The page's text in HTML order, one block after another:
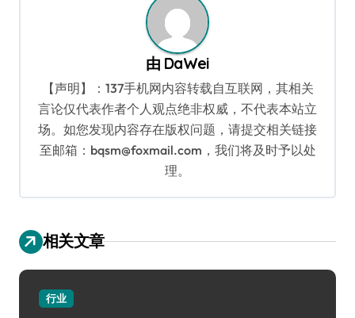
由 DaWei
【声明】：137手机网内容转载自互联网，其相关
言论仅代表作者个人观点绝非权威，不代表本站立
场。如您发现内容存在版权问题，请提交相关链接
至邮箱：bqsm@foxmail.com，我们将及时予以处
理。
相关文章
行业